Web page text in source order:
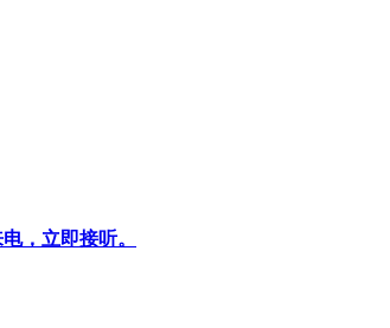
，立即接听。